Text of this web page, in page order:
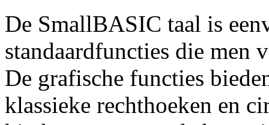
De SmallBASIC taal is
standaardfuncties die men
De grafische functies
klassieke rechthoeken en